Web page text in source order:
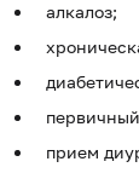
алкалоз;
прием